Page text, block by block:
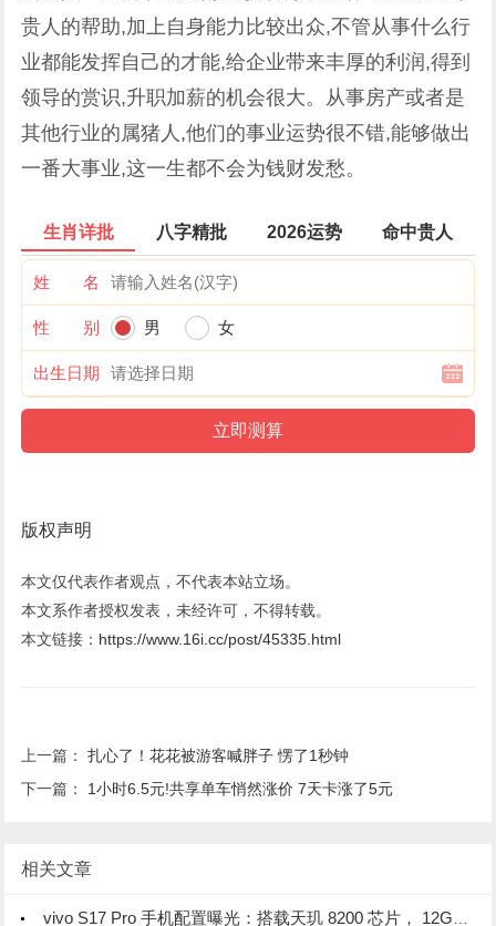
贵人的帮助,加上自身能力比较出众,不管从事什么行
业都能发挥自己的才能,给企业带来丰厚的利润,得到
领导的赏识,升职加薪的机会很大。从事房产或者是
其他行业的属猪人,他们的事业运势很不错,能够做出
一番大事业,这一生都不会为钱财发愁。
生肖详批 八字精批 2026运势 命中贵人
姓 名
性 别 男 女
出生日期
版权声明
本文仅代表作者观点，不代表本站立场。
本文系作者授权发表，未经许可，不得转载。
本文链接： https://www.16i.cc/post/45335.html
上一篇：扎心了！花花被游客喊胖子 愣了1秒钟
下一篇： 1小时6.5元!共享单车悄然涨价 7天卡涨了5元
相关文章
vivo S17 Pro 手机配置曝光：搭载天玑 8200 芯片， 12GB 内存